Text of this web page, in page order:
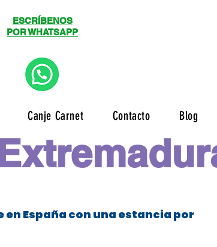
ESCRÍBENOS
POR WHATSAPP
Canje Carnet Contacto Blog
España con una estancia por